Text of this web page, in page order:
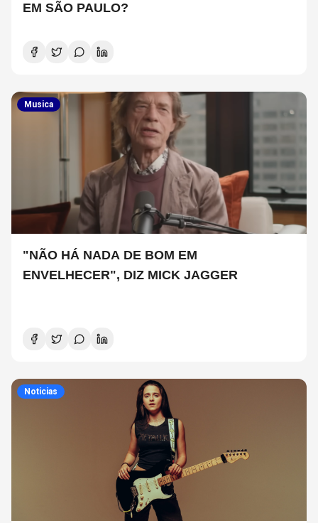
EM SÃO PAULO?
Musica
"NÃO HÁ NADA DE BOM EM
ENVELHECER", DIZ MICK JAGGER
Noticias